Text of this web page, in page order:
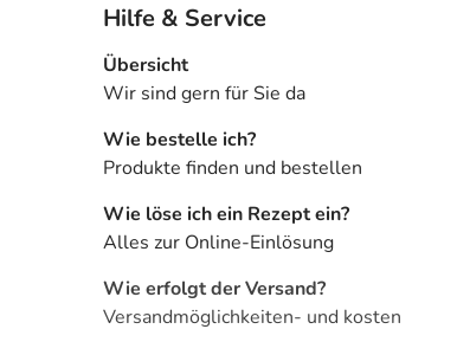
Hilfe & Service
Übersicht
Wir sind gern für Sie da
Wie bestelle ich?
Produkte finden und bestellen
Wie löse ich ein Rezept ein?
Alles zur Online-Einlösung
Wie erfolgt der Versand?
Versandmöglichkeiten- und kosten